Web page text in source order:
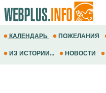
КАЛЕНДАРЬ ПОЖЕЛАНИЯ
ИЗ ИСТОРИИ... НОВОСТИ